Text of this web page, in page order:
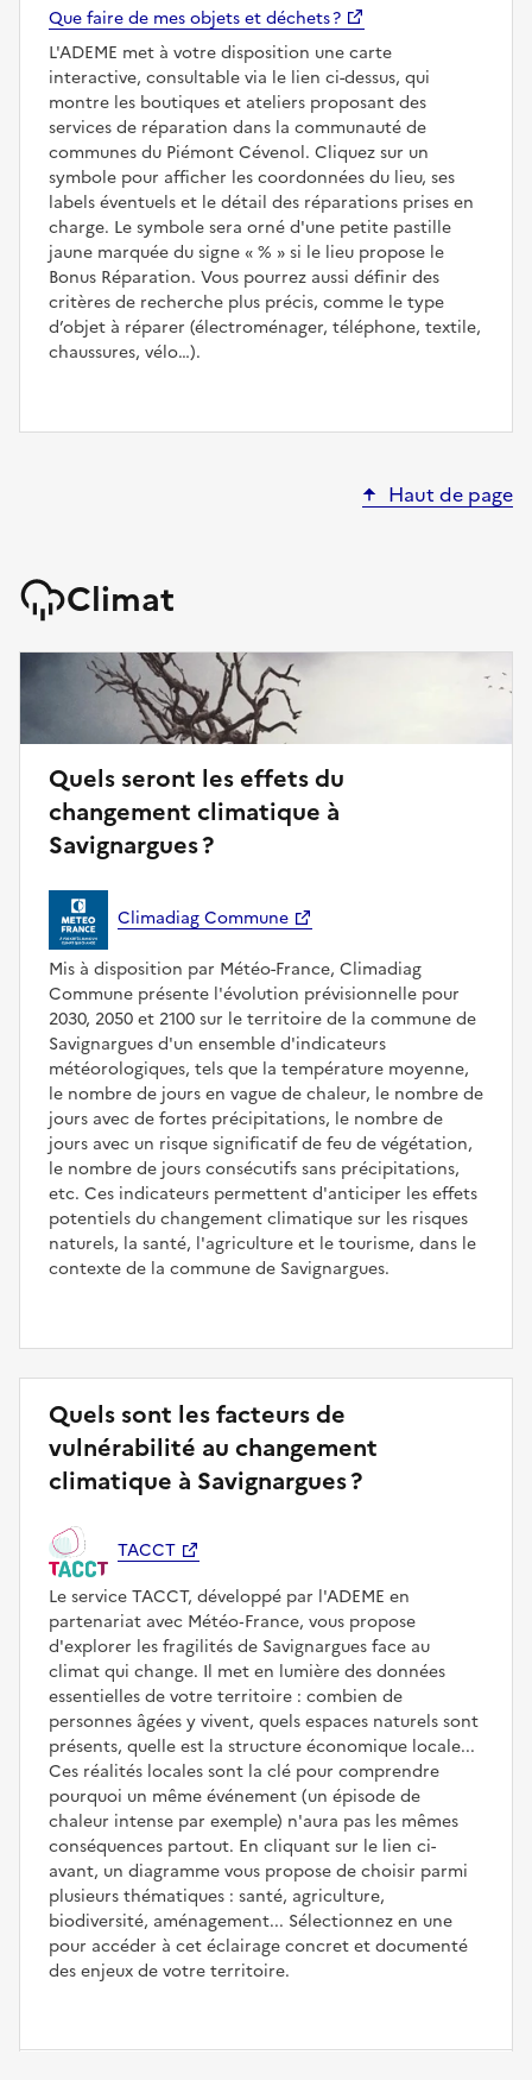
Que faire de mes objets et déchets ?
L'ADEME met à votre disposition une carte
interactive, consultable via le lien ci-dessus, qui
montre les boutiques et ateliers proposant des
services de réparation dans la communauté de
communes du Piémont Cévenol. Cliquez sur un
symbole pour afficher les coordonnées du lieu, ses
labels éventuels et le détail des réparations prises en
charge. Le symbole sera orné d'une petite pastille
jaune marquée du signe
%
si le lieu propose le
Bonus Réparation. Vous pourrez aussi définir des
critères de recherche plus précis, comme le type
d’objet à réparer (électroménager, téléphone, textile,
chaussures, vélo…).
Haut de page
Climat
Quels seront les effets du
changement climatique à
Savignargues ?
Climadiag Commune
Mis à disposition par Météo-France, Climadiag
Commune présente l'évolution prévisionnelle pour
2030, 2050 et 2100 sur le territoire de la commune de
Savignargues d'un ensemble d'indicateurs
météorologiques, tels que la température moyenne,
le nombre de jours en vague de chaleur, le nombre de
jours avec de fortes précipitations, le nombre de
jours avec un risque significatif de feu de végétation,
le nombre de jours consécutifs sans précipitations,
etc. Ces indicateurs permettent d'anticiper les effets
potentiels du changement climatique sur les risques
naturels, la santé, l'agriculture et le tourisme, dans le
contexte de la commune de Savignargues.
Quels sont les facteurs de
vulnérabilité au changement
climatique à Savignargues ?
TACCT
Le service TACCT, développé par l'ADEME en
partenariat avec Météo‑France, vous propose
d'explorer les fragilités de Savignargues face au
climat qui change. Il met en lumière des données
essentielles de votre territoire : combien de
personnes âgées y vivent, quels espaces naturels sont
présents, quelle est la structure économique locale...
Ces réalités locales sont la clé pour comprendre
pourquoi un même événement (un épisode de
chaleur intense par exemple) n'aura pas les mêmes
conséquences partout. En cliquant sur le lien ci-
avant, un diagramme vous propose de choisir parmi
plusieurs thématiques : santé, agriculture,
biodiversité, aménagement... Sélectionnez en une
pour accéder à cet éclairage concret et documenté
des enjeux de votre territoire.